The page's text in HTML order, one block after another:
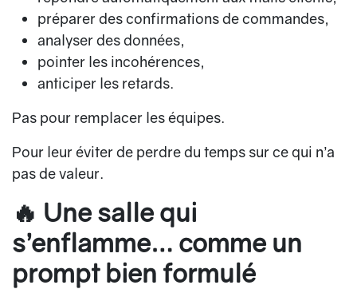
préparer des confirmations de commandes,
analyser des données,
pointer les incohérences,
anticiper les retards.
Pas pour remplacer les équipes.
Pour leur éviter de perdre du temps sur ce qui n’a
pas de valeur.
🔥 Une salle qui
s’enflamme… comme un
prompt bien formulé